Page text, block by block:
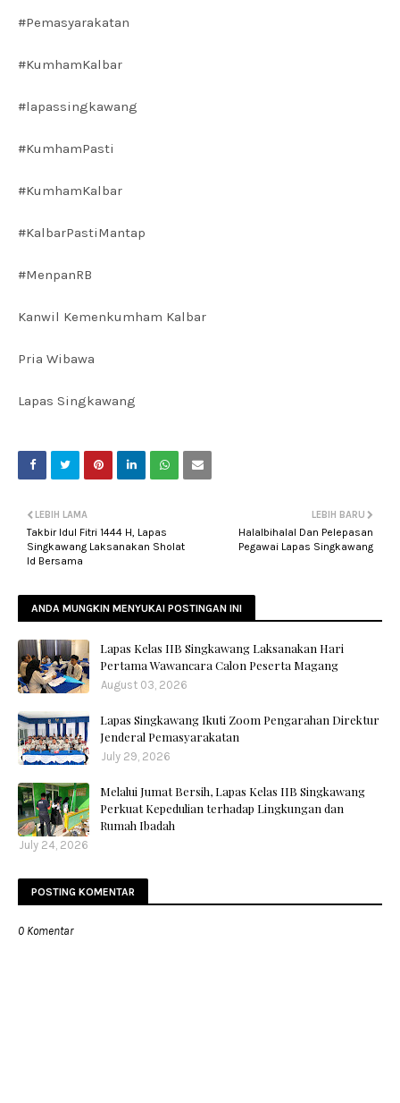
#Pemasyarakatan
#KumhamKalbar
#lapassingkawang
#KumhamPasti
#KumhamKalbar
#KalbarPastiMantap
#MenpanRB
Kanwil Kemenkumham Kalbar
Pria Wibawa
Lapas Singkawang
LEBIH BARU
Halalbihalal Dan Pelepasan
Pegawai Lapas Singkawang
LEBIH LAMA
Takbir Idul Fitri 1444 H, Lapas
Singkawang Laksanakan Sholat
Id Bersama
ANDA MUNGKIN MENYUKAI POSTINGAN INI
Lapas Kelas IIB Singkawang Laksanakan Hari
Pertama Wawancara Calon Peserta Magang
August 03, 2026
Lapas Singkawang Ikuti Zoom Pengarahan Direktur
Jenderal Pemasyarakatan
July 29, 2026
Melalui Jumat Bersih, Lapas Kelas IIB Singkawang
Perkuat Kepedulian terhadap Lingkungan dan
Rumah Ibadah
July 24, 2026
POSTING KOMENTAR
0 Komentar